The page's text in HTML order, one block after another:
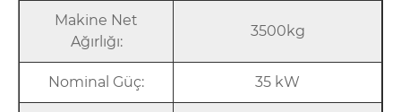
Makine Net
Ağırlığı:
3500kg
Nominal Güç: 35 kW